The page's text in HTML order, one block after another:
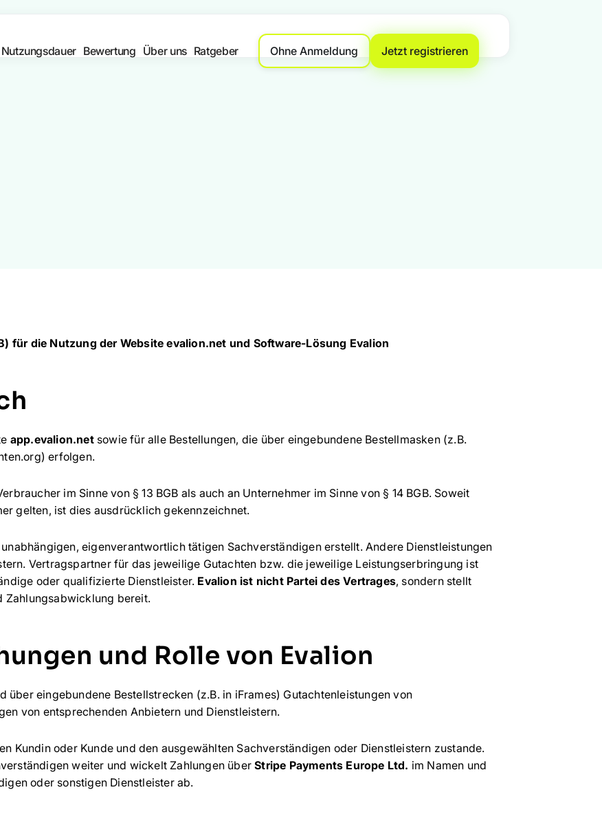
Nutzungsdauer Bewertung Über uns Ratgeber Ohne Anmeldung Jetzt registrieren
für die Nutzung der Website evalion.net und Software-Lösung Evalion
app.evalion.netsowie für alle Bestellungen, die über eingebundene Bestellmasken (z.B.
erfolgen.
im Sinne von § 13 BGB als auch an Unternehmer im Sinne von § 14 BGB. Soweit
gelten, ist dies ausdrücklich gekennzeichnet.
eigenverantwortlich tätigen Sachverständigen erstellt. Andere Dienstleistungen
Vertragspartner für das jeweilige Gutachten bzw. die jeweilige Leistungserbringung ist
oder qualifizierte Dienstleister. Evalion ist nicht Partei des Vertrages, sondern stellt
Zahlungsabwicklung bereit.
und Rolle von Evalion
über eingebundene Bestellstrecken (z.B. in iFrames) Gutachtenleistungen von
von entsprechenden Anbietern und Dienstleistern.
Kundin oder Kunde und den ausgewählten Sachverständigen oder Dienstleistern zustande.
weiter und wickelt Zahlungen überStripe Payments Europe Ltd. im Namen und
oder sonstigen Dienstleister ab.